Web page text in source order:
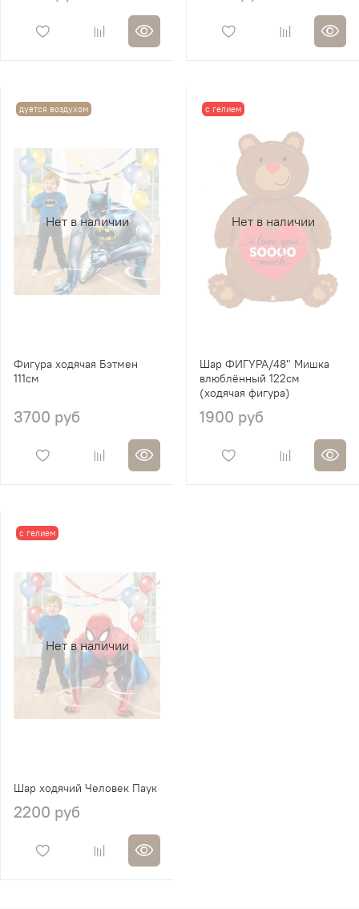
Нет в наличии
дуется воздухом
Фигура ходячая Бэтмен
111см
3700 руб
Нет в наличии
с гелием
Шар ФИГУРА/48" Мишка
влюблённый 122см
(ходячая фигура)
1900 руб
Нет в наличии
с гелием
Шар ходячий Человек Паук
2200 руб